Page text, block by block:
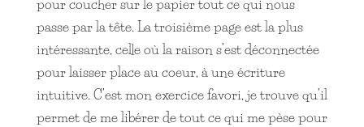
pour coucher sur le papier tout ce qui nous
passe par la tête. La troisième page est la plus
intéressante, celle où la raison s’est déconnectée
pour laisser place au coeur, à une écriture
intuitive. C’est mon exercice favori, je trouve qu’il
permet de me libérer de tout ce qui me pèse pour